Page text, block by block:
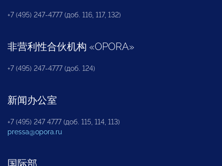
+7 (495) 247-4777 (доб. 116, 117, 132)
非营利性合伙机构 «OPORA»
+7 (495) 247-4777 (доб. 124)
新闻办公室
+7 (495) 247 4777 (доб. 115, 114, 113)
pressa@opora.ru